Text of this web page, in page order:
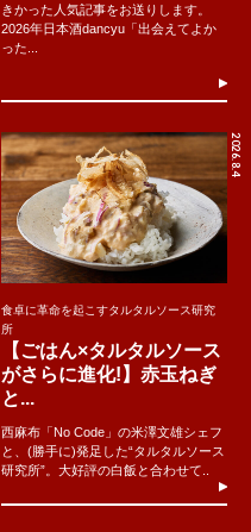
きかった人気記事をお送りします。
2026年日本酒dancyu「出会えてよか
った...
2026.8.4
食卓に革命を起こすタルタルソース研究
所
【ごはん×タルタルソース
がさらに進化!】赤玉ねぎ
と...
西麻布「No Code」の米澤文雄シェフ
と、(勝手に)発足した“タルタルソース
研究所”。大好評の白飯と合わせて..